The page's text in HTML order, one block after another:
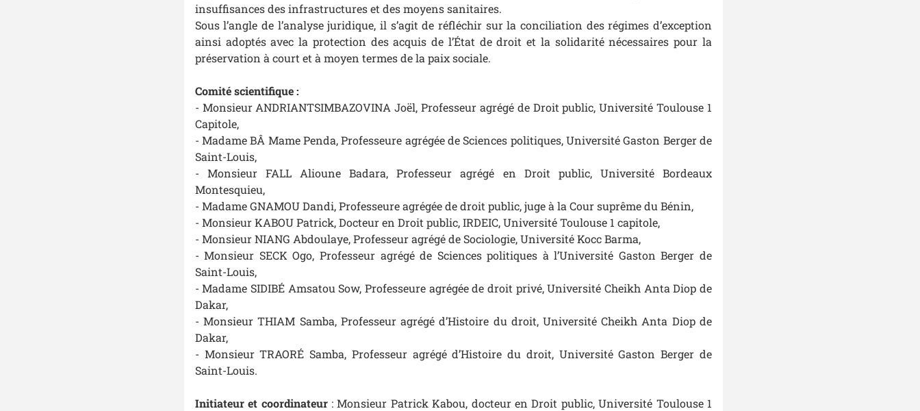
insuffisances des infrastructures et des moyens sanitaires.
Sous l’angle de l’analyse juridique, il s’agit de réfléchir sur la conciliation des régimes d’exception
ainsi adoptés avec la protection des acquis de l’État de droit et la solidarité nécessaires pour la
préservation à court et à moyen termes de la paix sociale.
Comité scientifique :
- Monsieur ANDRIANTSIMBAZOVINA Joël, Professeur agrégé de Droit public, Université Toulouse 1
Capitole,
- Madame BÂ Mame Penda, Professeure agrégée de Sciences politiques, Université Gaston Berger de
Saint-Louis,
- Monsieur FALL Alioune Badara, Professeur agrégé en Droit public, Université Bordeaux
Montesquieu,
- Madame GNAMOU Dandi, Professeure agrégée de droit public, juge à la Cour suprême du Bénin,
- Monsieur KABOU Patrick, Docteur en Droit public, IRDEIC, Université Toulouse 1 capitole,
- Monsieur NIANG Abdoulaye, Professeur agrégé de Sociologie, Université Kocc Barma,
- Monsieur SECK Ogo, Professeur agrégé de Sciences politiques à l’Université Gaston Berger de
Saint-Louis,
- Madame SIDIBÉ Amsatou Sow, Professeure agrégée de droit privé, Université Cheikh Anta Diop de
Dakar,
- Monsieur THIAM Samba, Professeur agrégé d’Histoire du droit, Université Cheikh Anta Diop de
Dakar,
- Monsieur TRAORÉ Samba, Professeur agrégé d’Histoire du droit, Université Gaston Berger de
Saint-Louis.
Initiateur et coordinateur : Monsieur Patrick Kabou, docteur en Droit public, Université Toulouse 1